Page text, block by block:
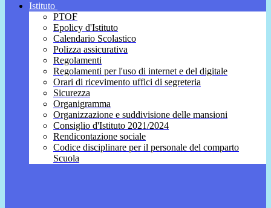
Istituto
PTOF
Epolicy d'Istituto
Calendario Scolastico
Polizza assicurativa
Regolamenti
Regolamenti per l'uso di internet e del digitale
Orari di ricevimento uffici di segreteria
Sicurezza
Organigramma
Organizzazione e suddivisione delle mansioni
Consiglio d'Istituto 2021/2024
Rendicontazione sociale
Codice disciplinare per il personale del comparto
Scuola